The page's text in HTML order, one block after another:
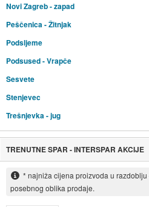
Novi Zagreb - zapad
Peščenica - Žitnjak
Podsljeme
Podsused - Vrapče
Sesvete
Stenjevec
Trešnjevka - jug
TRENUTNE SPAR - INTERSPAR AKCIJE
* najniža cijena proizvoda u
posebnog oblika prodaje.